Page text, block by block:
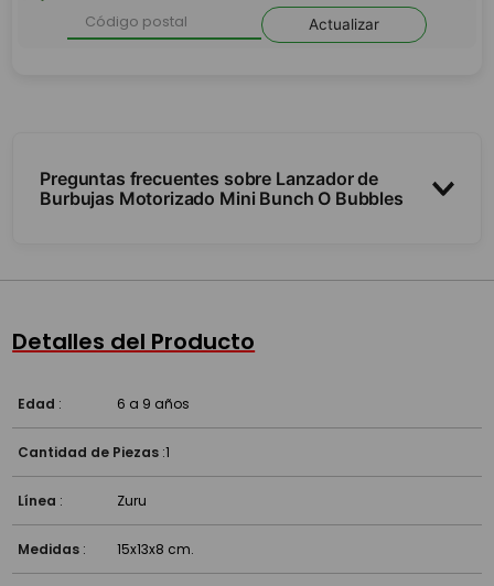
Actualizar
Preguntas frecuentes sobre Lanzador de
Burbujas Motorizado Mini Bunch O Bubbles
¿Funciona a pilas?
Detalles del Producto
Edad : 6 a 9 años
Cantidad de Piezas :1
Línea : Zuru
Medidas : 15x13x8 cm.